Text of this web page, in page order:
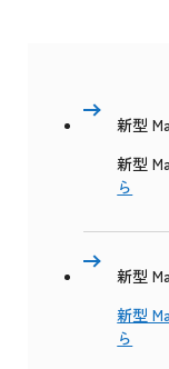
新型
新型
ら
新型
新型
ら